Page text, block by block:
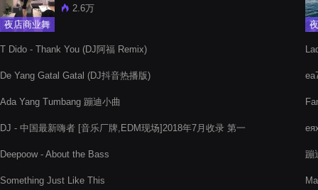
夜店商业舞
2.6万
T Dido - Thank You (DJ阿福 Remix)
De Yang Gatal Gatal (DJ抖音热播版)
Ada Yang Tumbang 蹦迪小曲
DJ - 中国最新嗨者 [音乐厂牌,EDM现场]2018年7月收录 第一
Deepoow - About the Bass
Something Just Like This
蹦